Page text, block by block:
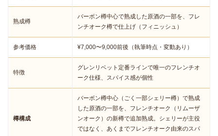
熟成樽
バーボン樽中心で熟成した原酒の一部を、フレ
ンチオーク樽で仕上げ（フィニッシュ）
参考価格 ¥7,000〜9,000前後（執筆時点・変動あり）
特徴
グレンリベット定番ラインで唯一のフレンチオ
ーク仕様、スパイス感が個性
樽構成
バーボン樽中心（ごく一部シェリー樽）で熟成
した原酒の一部を、フレンチオーク（リムーザ
ンオーク）の新樽で追加熟成。シェリーが主役
ではなく、あくまでフレンチオーク由来のスパ